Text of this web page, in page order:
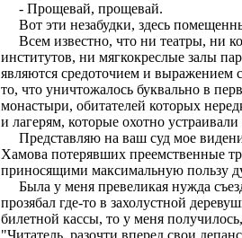
- Прощевай, прощевай.
Вот эти незабудки, здесь
Всем известно, что ни театры, ни
институтов, ни мягкокреслые залы
являются средоточием и выражением
то, что уничтожалось буквально в
монастыри, обитателей которых
и лагерям, которые охотно
Представляю на ваш суд мое
Хамова потерявших преемственные
приносящими максимальную пользу
Была у меня превеликая нужда
прозябал где-то в захолустной
билетной кассы, то у меня
"Читатель, разочти вперед свои